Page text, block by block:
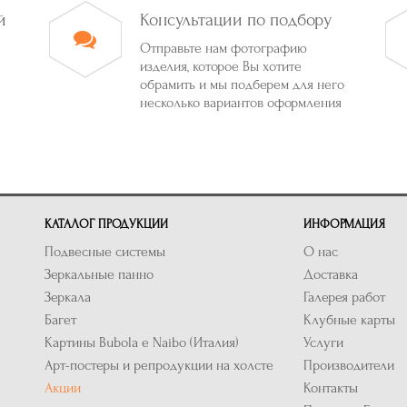
Консультации по подбору
Отправьте нам фотографию
изделия, которое Вы хотите
обрамить и мы подберем для него
несколько вариантов оформления
КАТАЛОГ ПРОДУКЦИИ
Подвесные системы
Зеркальные панно
Зеркала
Багет
Картины Bubola e Naibo (Италия)
Арт-постеры и репродукции на холсте
Акции
ИНФОРМАЦИЯ
О нас
Доставка
Галерея работ
Клубные карты
Услуги
Производители
Контакты